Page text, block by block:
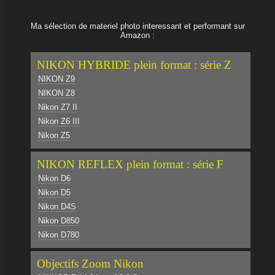
Ma sélection de materiel photo interessant et performant sur
Amazon :
NIKON HYBRIDE plein format : série Z
NIKON Z9
NIKON Z8
Nikon Z7 II
Nikon Z6 III
Nikon Z5
NIKON REFLEX plein format : série F
Nikon D6
Nikon D5
Nikon D4S
Nikon D850
Nikon D780
Objectifs Zoom Nikon